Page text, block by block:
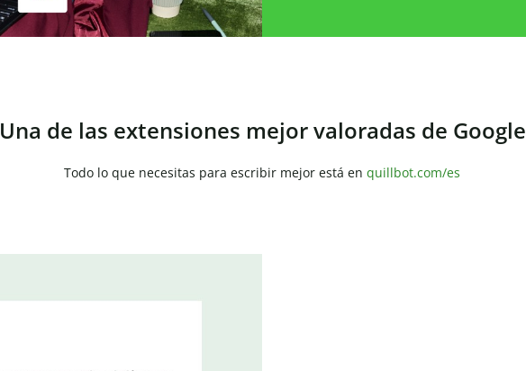
Una de las extensiones mejor valoradas de Google
Todo lo que necesitas para escribir mejor está en quillbot.com/es